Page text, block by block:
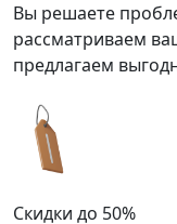
Вы решаете
рассматриваем
предлагаем
Скидки до 50%